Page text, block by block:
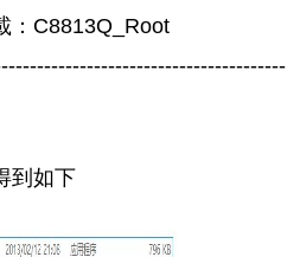
C8813Q_Root
如下